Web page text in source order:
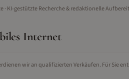
· KI-gestützte Recherche & redaktionelle
Internet
wir an qualifizierten Verkäufen. Für Sie